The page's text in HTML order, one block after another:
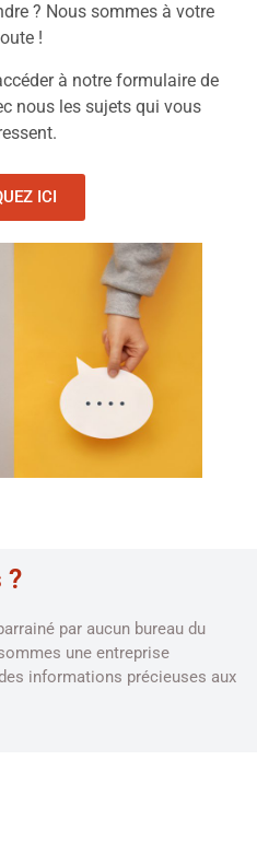
? Nous sommes à votre
!
à notre formulaire de
nous les sujets qui vous
ICI
?
par aucun bureau du
une entreprise
informations précieuses aux